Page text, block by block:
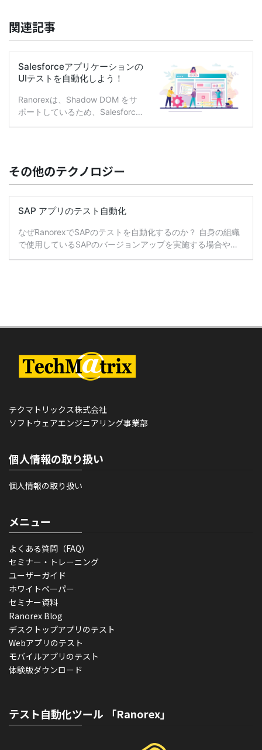
関連記事
その他のテクノロジー
テクマトリックス株式会社
ソフトウェアエンジニアリング事業部
個人情報の取り扱い
個人情報の取り扱い
メニュー
よくある質問（FAQ）
セミナー・トレーニング
ユーザーガイド
ホワイトペーパー
セミナー資料
Ranorex Blog
デスクトップアプリのテスト
Webアプリのテスト
モバイルアプリのテスト
体験版ダウンロード
テスト自動化ツール 「Ranorex」